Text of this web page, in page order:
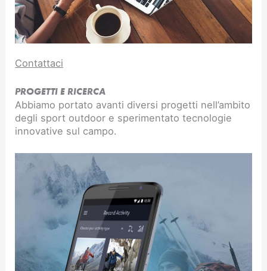
Contattaci
PROGETTI E RICERCA
Abbiamo portato avanti diversi progetti nell’ambito
degli sport outdoor e sperimentato tecnologie
innovative sul campo.